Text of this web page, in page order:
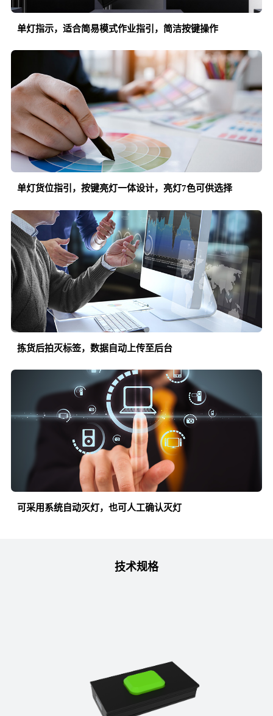
单灯指示，适合简易模式作业指引，简洁按键操作
单灯货位指引，按键亮灯一体设计，亮灯7色可供选择
拣货后拍灭标签，数据自动上传至后台
可采用系统自动灭灯，也可人工确认灭灯
技术规格